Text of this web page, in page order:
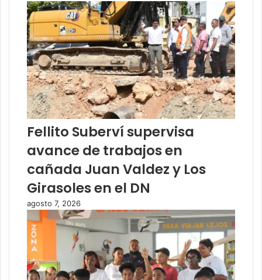
Fellito Suberví supervisa
avance de trabajos en
cañada Juan Valdez y Los
Girasoles en el DN
agosto 7, 2026